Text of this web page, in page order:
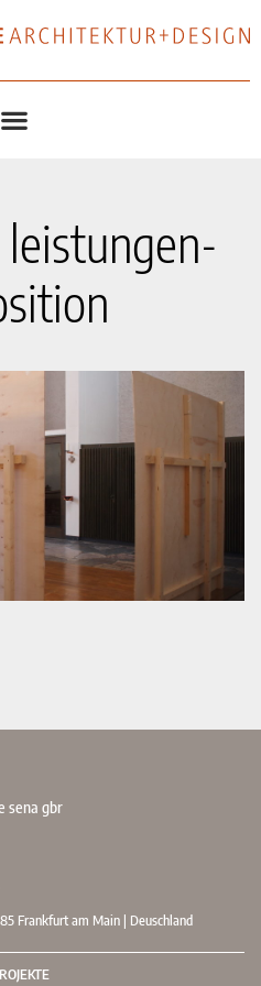
sena gbr
Frankfurt am Main | Deuschland